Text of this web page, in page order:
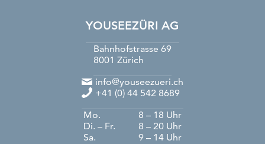
YOUSEEZÜRI AG
Bahnhofstrasse 69
8001 Zürich
info@youseezueri.ch
+41 (0) 44 542 8689
Mo.
8 – 18 Uhr
Di. – Fr.
8 – 20 Uhr
Sa.
9 – 14 Uhr